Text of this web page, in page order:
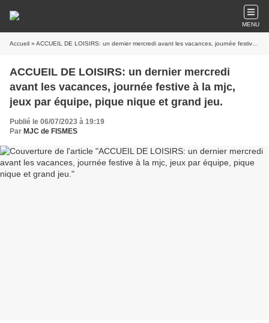
MENU
Accueil » ACCUEIL DE LOISIRS: un dernier mercredi avant les vacances, journée festive à la mjc, jeux par équipe, pique nique et grand jeu.
ACCUEIL DE LOISIRS: un dernier mercredi
avant les vacances, journée festive à la mjc,
jeux par équipe, pique nique et grand jeu.
Publié le 06/07/2023 à 19:19
Par MJC de FISMES